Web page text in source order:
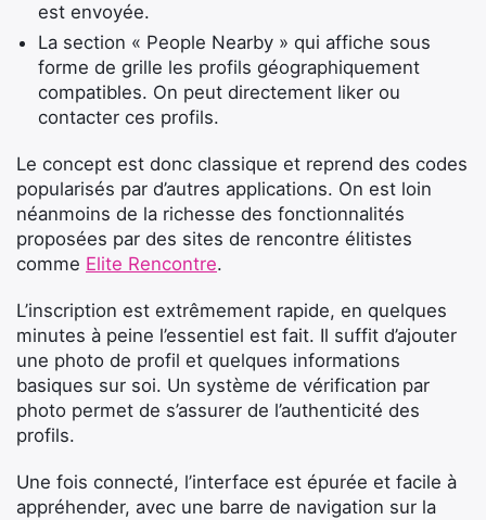
est envoyée.
La section « People Nearby » qui affiche sous
forme de grille les profils géographiquement
compatibles. On peut directement liker ou
contacter ces profils.
Le concept est donc classique et reprend des codes
popularisés par d’autres applications. On est loin
néanmoins de la richesse des fonctionnalités
proposées par des sites de rencontre élitistes
comme Elite Rencontre.
L’inscription est extrêmement rapide, en quelques
minutes à peine l’essentiel est fait. Il suffit d’ajouter
une photo de profil et quelques informations
basiques sur soi. Un système de vérification par
photo permet de s’assurer de l’authenticité des
profils.
Une fois connecté, l’interface est épurée et facile à
appréhender, avec une barre de navigation sur la